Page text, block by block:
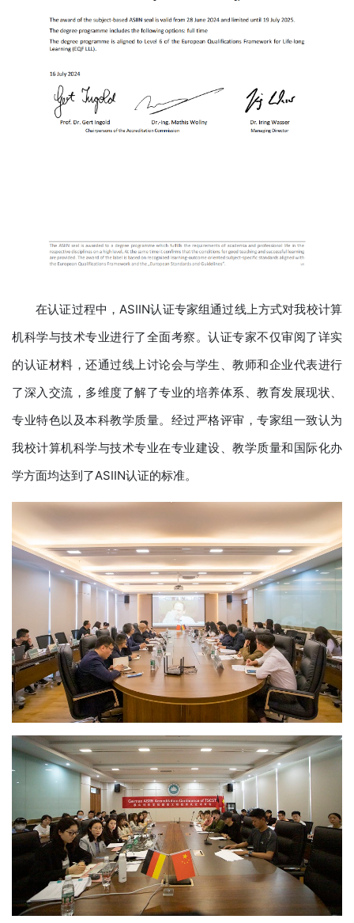
在认证过程中，ASIIN认证专家组通过线上方式对我校计算
机科学与技术专业进行了全面考察。认证专家不仅审阅了详实
的认证材料，还通过线上讨论会与学生、教师和企业代表进行
了深入交流，多维度了解了专业的培养体系、教育发展现状、
专业特色以及本科教学质量。经过严格评审，专家组一致认为
我校计算机科学与技术专业在专业建设、教学质量和国际化办
学方面均达到了ASIIN认证的标准。